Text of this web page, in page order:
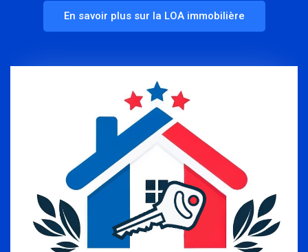
En savoir plus sur la LOA immobilière